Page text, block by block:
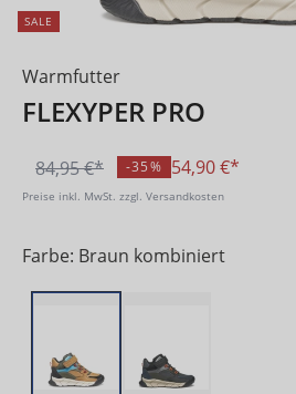
SALE
Warmfutter
FLEXYPER PRO
54,90 €*
84,95 €* -35%
Preise inkl. MwSt. zzgl. Versandkosten
Farbe: Braun kombiniert